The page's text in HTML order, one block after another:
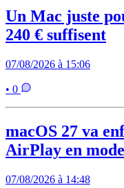
Un Mac juste
240 € suffisent
07/08/2026 à 15:06
• 0
macOS 27 va
AirPlay en
07/08/2026 à 14:48